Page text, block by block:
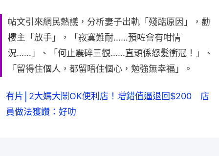
帖文引來網民熱議，分析妻子出軌「殘酷原因」，勸
樓主「放手」，「寂寞難耐……預咗會有咁情
況……」、「何止震碎三觀……直頭係怒髮衝冠！」、
「留得住個人，都留唔住個心，勉強無幸福」。
有片│2大媽大鬧OK便利店！增錯值逼退回$200 店
員做法獲讚：好叻